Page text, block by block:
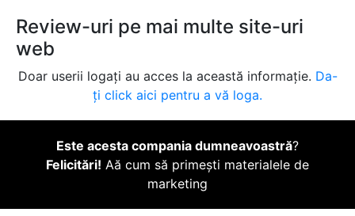
Review-uri pe mai multe site-uri
web
Doar userii logați au acces la această informație. Da-
ți click aici pentru a vă loga.
Este acesta compania dumneavoastră?
Felicitări! Aă cum să primești materialele de
marketing